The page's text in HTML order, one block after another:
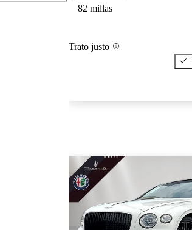
82 millas
Trato justo